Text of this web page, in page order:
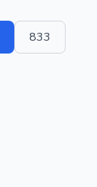
833